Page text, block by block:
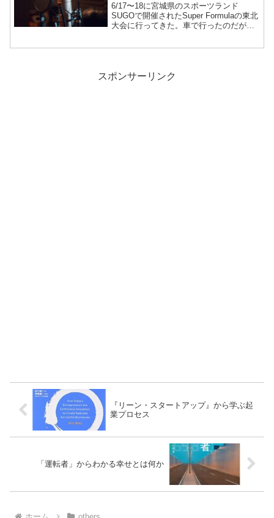
6/17〜18に宮城県のスポーツランド
SUGOで開催されたSuper Formulaの東北
大会に行ってきた。車で行ったのだが、
スポンサーリンク
『リーン・スタートアップ』から学ぶ起
業プロセス
「運転者」からわかる幸せとは何か